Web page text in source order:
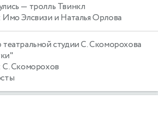
— тролль Твинкл
Имо Элсвизи и Наталья Орлова
театральной студии С. Скоморохова
С. Скоморохов